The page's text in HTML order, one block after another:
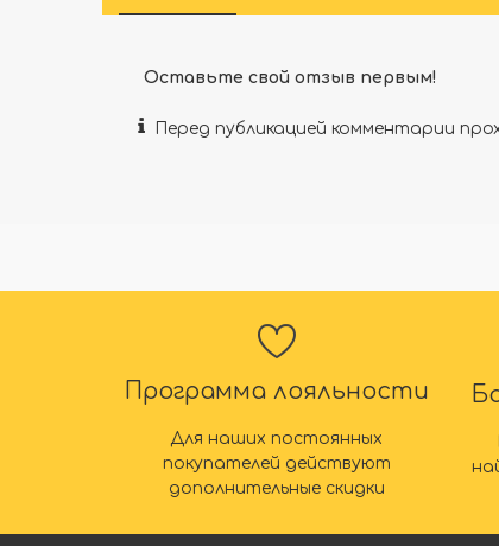
Оставьте свой отзыв первым!
Перед публикацией комментарии
Программа лояльности
Для наших постоянных
покупателей действуют
дополнительные скидки